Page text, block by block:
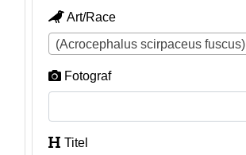
Art/Race
(Acrocephalus scirpaceus fuscus)
Fotograf
Titel